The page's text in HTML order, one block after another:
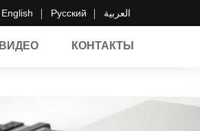
English Русский العربية
ВИДЕО КОНТАКТЫ